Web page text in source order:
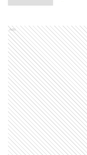
Ads